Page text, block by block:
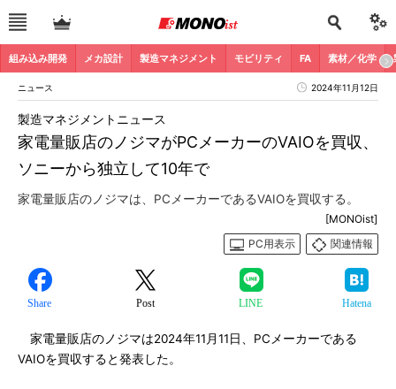
組み込み開発 メカ設計 製造マネジメント モビリティ FA 素材／化学
ニュース 2024年11月12日
家電量販店のノジマがPCメーカーのVAIOを買収、
ソニーから独立して10年で
製造マネジメントニュース
家電量販店のノジマは、PCメーカーであるVAIOを買収する。
[MONOist]
PC用表示
関連情報
Share Post LINE Hatena
家電量販店のノジマは2024年11月11日、PCメーカーである
VAIOを買収すると発表した。